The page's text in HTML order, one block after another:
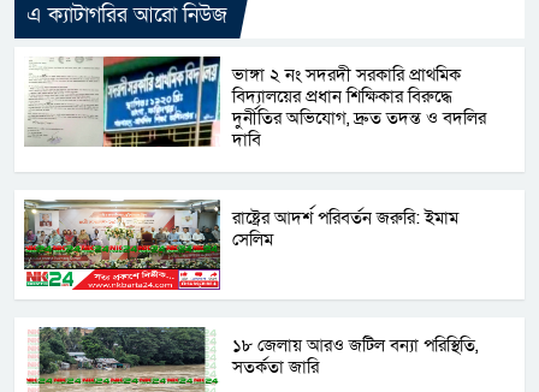
এ ক্যাটাগরির আরো নিউজ
ভাঙ্গা ২ নং সদরদী সরকারি প্রাথমিক
বিদ্যালয়ের প্রধান শিক্ষিকার বিরুদ্ধে
দুর্নীতির অভিযোগ, দ্রুত তদন্ত ও বদলির
দাবি
রাষ্ট্রের আদর্শ পরিবর্তন জরুরি: ইমাম
সেলিম
১৮ জেলায় আরও জটিল বন্যা পরিস্থিতি,
সতর্কতা জারি